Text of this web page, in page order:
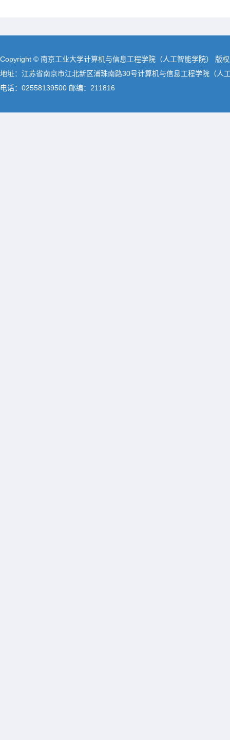
Copyright © 南京工业大学计算机与信息工程学院（人工智能学院） 版
地址：江苏省南京市江北新区浦珠南路30号计算机与信息工程学院（人
电话：02558139500 邮编：211816